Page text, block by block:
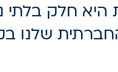
היא חלק
שלנו